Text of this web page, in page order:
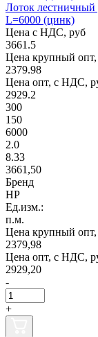
Лоток
L=6000 (цинк)
Цена с НДС, руб
3661.5
Цена крупный
2379.98
Цена опт, с НДС,
2929.2
300
150
6000
2.0
8.33
3661,50
Бренд
НР
Ед.изм.:
п.м.
Цена крупный
2379,98
Цена опт, с НДС,
2929,20
-
+